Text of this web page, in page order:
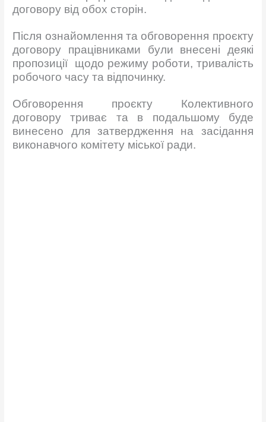
договору від обох сторін.
Після ознайомлення та обговорення проєкту
договору працівниками були внесені деякі
пропозиції щодо режиму роботи, тривалість
робочого часу та відпочинку.
Обговорення проєкту Колективного
договору триває та в подальшому буде
винесено для затвердження на засідання
виконавчого комітету міської ради.